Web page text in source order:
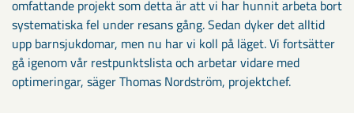
omfattande projekt som detta är att vi har hunnit arbeta bort
systematiska fel under resans gång. Sedan dyker det alltid
upp barnsjukdomar, men nu har vi koll på läget. Vi fortsätter
gå igenom vår restpunktslista och arbetar vidare med
optimeringar, säger Thomas Nordström, projektchef.